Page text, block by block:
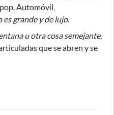
Automóvil,
es grande y de lujo.
u otra cosa semejante,
que se abren y se